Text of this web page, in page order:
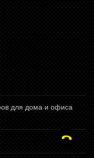
для дома и офиса